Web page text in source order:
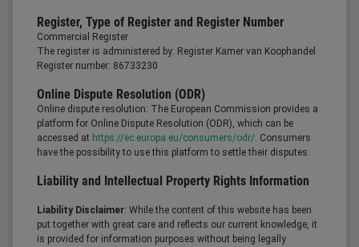
Register, Type of Register and Register Number
Commercial Register
The register is administered by: Register Kamer van Koophandel
Register number: 86733230
Online Dispute Resolution (ODR)
Online dispute resolution: The European Commission provides a
platform for Online Dispute Resolution (ODR), which can be
accessed at https://ec.europa.eu/consumers/odr/. Consumers
have the possibility to use this platform to settle their disputes.
Liability and Intellectual Property Rights Information
Liability Disclaimer: While the content of this website has been
put together with great care and reflects our current knowledge, it
is provided for information purposes without being legally